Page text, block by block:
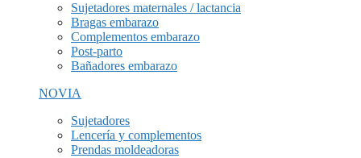
Sujetadores maternales / lactancia
Bragas embarazo
Complementos embarazo
Post-parto
Bañadores embarazo
NOVIA
Sujetadores
Lencería y complementos
Prendas moldeadoras